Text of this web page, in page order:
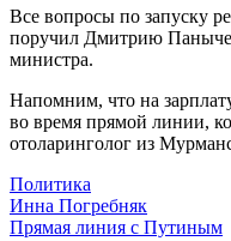
Все вопросы по запуску
поручил Дмитрию
министра.
Напомним, что на
во время прямой линии,
отоларинголог из
Политика
Инна Погребняк
Прямая линия с Путиным